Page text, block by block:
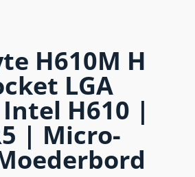
H610M H
LGA
H610 |
| Micro-